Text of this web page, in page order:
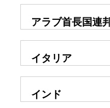
アラブ首長国連
イタリア
インド